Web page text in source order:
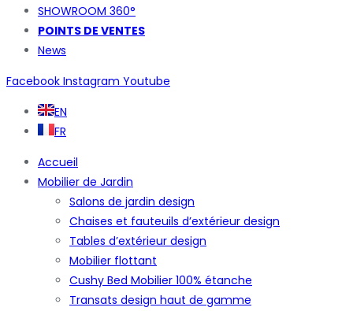
SHOWROOM 360°
POINTS DE VENTES
News
Facebook Instagram Youtube
EN
FR
Accueil
Mobilier de Jardin
Salons de jardin design
Chaises et fauteuils d’extérieur design
Tables d’extérieur design
Mobilier flottant
Cushy Bed Mobilier 100% étanche
Transats design haut de gamme